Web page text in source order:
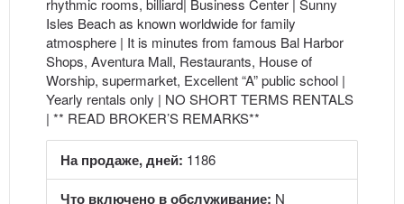
rhythmic rooms, billiard| Business Center | Sunny
Isles Beach as known worldwide for family
atmosphere | It is minutes from famous Bal Harbor
Shops, Aventura Mall, Restaurants, House of
Worship, supermarket, Excellent “A” public school |
Yearly rentals only | NO SHORT TERMS RENTALS
| ** READ BROKER’S REMARKS**
На продаже, дней: 1186
Что включено в обслуживание: N